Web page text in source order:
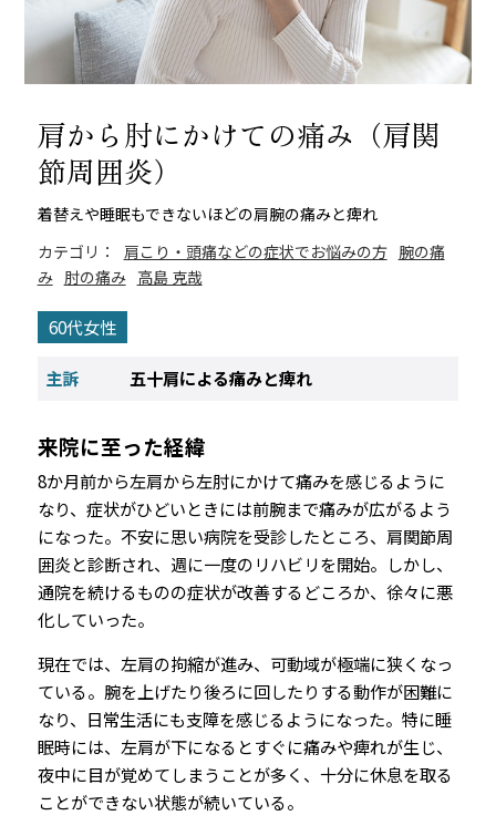
肩から肘にかけての痛み（肩関
節周囲炎）
着替えや睡眠もできないほどの肩腕の痛みと痺れ
カテゴリ：
肩こり・頭痛などの症状でお悩みの方 腕の痛
み 肘の痛み 高島 克哉
60代女性
主訴 五十肩による痛みと痺れ
来院に至った経緯
8か月前から左肩から左肘にかけて痛みを感じるように
なり、症状がひどいときには前腕まで痛みが広がるよう
になった。不安に思い病院を受診したところ、肩関節周
囲炎と診断され、週に一度のリハビリを開始。しかし、
通院を続けるものの症状が改善するどころか、徐々に悪
化していった。
現在では、左肩の拘縮が進み、可動域が極端に狭くなっ
ている。腕を上げたり後ろに回したりする動作が困難に
なり、日常生活にも支障を感じるようになった。特に睡
眠時には、左肩が下になるとすぐに痛みや痺れが生じ、
夜中に目が覚めてしまうことが多く、十分に休息を取る
ことができない状態が続いている。